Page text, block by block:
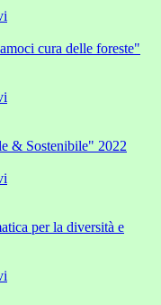
cura delle foreste"
& Sostenibile" 2022
per la diversità e